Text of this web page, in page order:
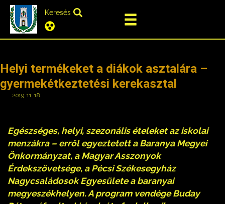
Keresés
Helyi termékeket a diákok asztalára –
gyermekétkeztetési kerekasztal
2019. 11. 18.
Egészséges, helyi, szezonális ételeket az iskolai
menzákra – erről egyeztetett a Baranya Megyei
Önkormányzat, a Magyar Asszonyok
Érdekszövetsége, a Pécsi Székesegyház
Nagycsaládosok Egyesülete a baranyai
megyeszékhelyen. A program vendége Buday